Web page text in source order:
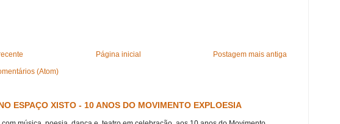
Postagem mais antiga
Página inicial
(Atom)
ESPAÇO XISTO - 10 ANOS DO MOVIMENTO EXPLOESIA